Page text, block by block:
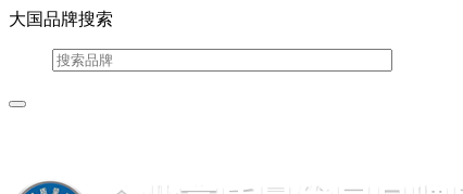
大国品牌搜索